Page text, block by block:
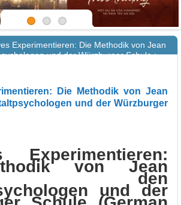
Experimentieren: Die Methodik von Jean
und der Würzburger Schule :
Die Methodik von Jean
und der Würzburger
Experimentieren:
von Jean
den
und der